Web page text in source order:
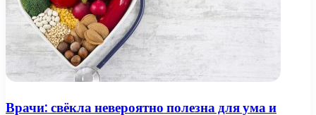
Врачи: свёкла невероятно полезна для ума и